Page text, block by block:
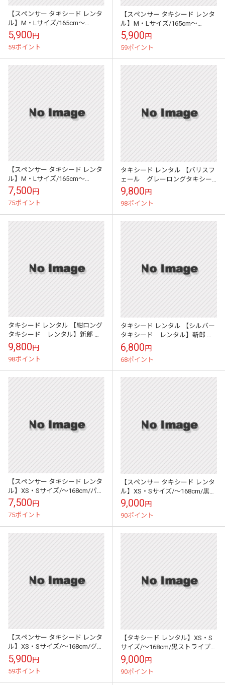
【スペンサー タキシード レンタ
ル】M・Lサイズ/165cm～
172cm/グレー パーティ 演奏会
1033
5,900円
59ポイント
【スペンサー タキシード レンタ
ル】M・Lサイズ/165cm～
172cm/ブルー パーティ 演奏会
1146a
5,900円
59ポイント
【スペンサー タキシード レンタ
ル】M・Lサイズ/165cm～
172cm/ブルー パーティ 演奏会
ms006
7,500円
75ポイント
タキシード レンタル 【バリスフ
ェール グレーロングタキシー
ド レンタル】新郎 結婚式
nt022
9,800円
98ポイント
タキシード レンタル 【紺ロング
タキシード レンタル】新郎 結
婚式 nt023
9,800円
98ポイント
タキシード レンタル 【シルバー
タキシード レンタル】新郎 結
婚式 nt06
6,800円
68ポイント
【スペンサー タキシード レンタ
ル】XS・Sサイズ/～168cm/パー
プル パーティ 演奏会 2-4286
7,500円
75ポイント
【スペンサー タキシード レンタ
ル】XS・Sサイズ/～168cm/黒・
ゴールド ペイズリー 52345
9,000円
90ポイント
【スペンサー タキシード レンタ
ル】XS・Sサイズ/～168cm/グレ
ーシルクロード風 1036
5,900円
59ポイント
【タキシード レンタル】XS・S
サイズ/～168cm/黒ストライプ
パーティ 演奏会 464
9,000円
90ポイント